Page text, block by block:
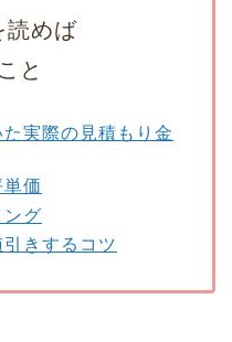
読めば
と
実際の見積もり金
価
グ
きするコツ